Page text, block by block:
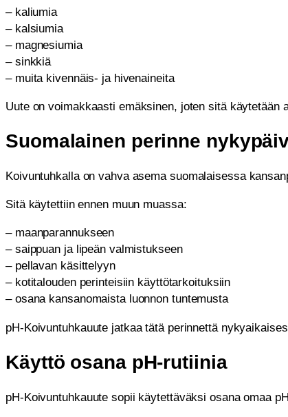
– kaliumia
– kalsiumia
– magnesiumia
– sinkkiä
– muita kivennäis- ja hivenaineita
Uute on voimakkaasti emäksinen, joten sitä käytetään
Suomalainen perinne
Koivuntuhkalla on vahva asema suomalaisessa
Sitä käytettiin ennen muun muassa:
– maanparannukseen
– saippuan ja lipeän valmistukseen
– pellavan käsittelyyn
– kotitalouden perinteisiin käyttötarkoituksiin
– osana kansanomaista luonnon tuntemusta
pH-Koivuntuhkauute jatkaa tätä perinnettä
Käyttö osana pH-rutiinia
pH-Koivuntuhkauute sopii käytettäväksi osana omaa